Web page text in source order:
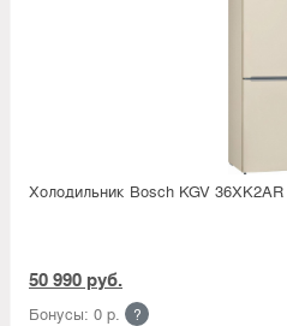
Холодильник Bosсh KGV 36XK2AR
50 990 руб.
Бонусы: 0 р. ?